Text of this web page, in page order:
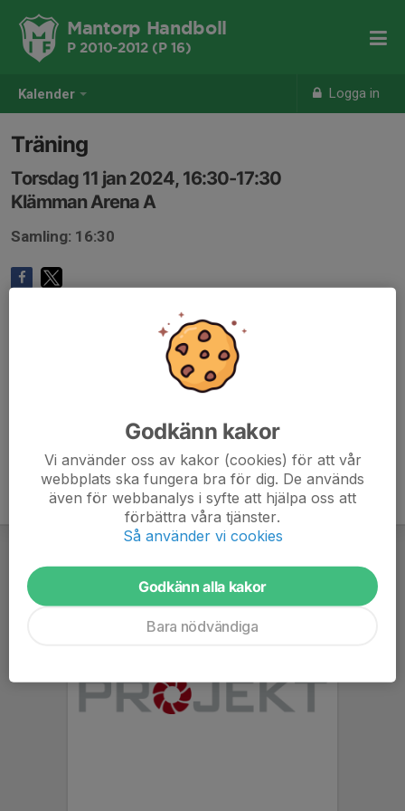
Kalender Logga in
Mantorp Handboll
P 2010-2012 (P 16)
Träning
Torsdag 11 jan 2024, 16:30-17:30
Klämman Arena A
Samling: 16:30
Godkänn kakor
Vi använder oss av kakor (cookies) för att vår
webbplats ska fungera bra för dig. De används
även för webbanalys i syfte att hjälpa oss att
förbättra våra tjänster.
Så använder vi cookies
Godkänn alla kakor
Bara nödvändiga